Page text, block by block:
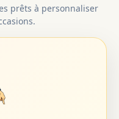
prêts à personnaliser